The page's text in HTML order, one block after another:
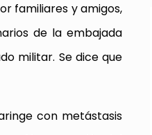
familiares y amigos,
de la embajada
militar. Se dice que
con metástasis